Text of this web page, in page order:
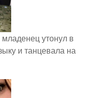
утонул в
и танцевала на